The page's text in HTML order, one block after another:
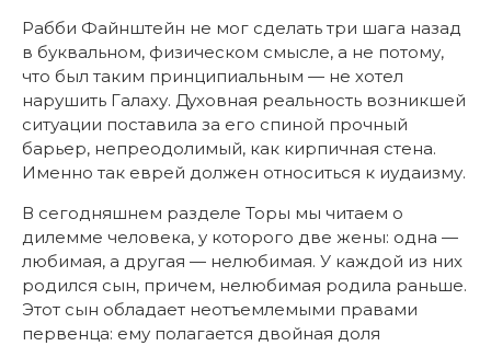
Рабби Файнштейн не мог сделать три шага назад
в буквальном, физическом смысле, а не потому,
что был таким принципиальным — не хотел
нарушить Галаху. Духовная реальность возникшей
ситуации поставила за его спиной прочный
барьер, непреодолимый, как кирпичная стена.
Именно так еврей должен относиться к иудаизму.
В сегодняшнем разделе Торы мы читаем о
дилемме человека, у которого две жены: одна —
любимая, а другая — нелюбимая. У каждой из них
родился сын, причем, нелюбимая родила раньше.
Этот сын обладает неотъемлемыми правами
первенца: ему полагается двойная доля